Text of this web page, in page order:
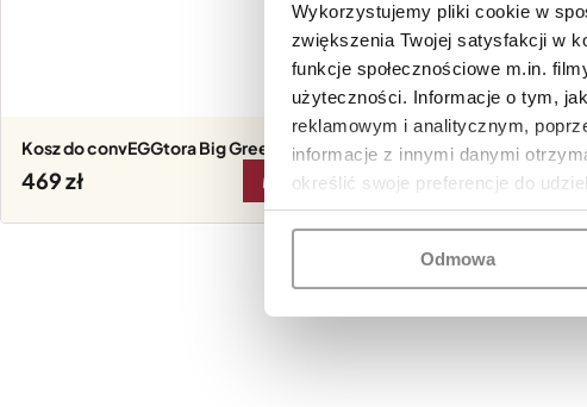
Wykorzystujemy pliki cookie w
zwiększenia Twojej satysfakcji w
funkcje społecznościowe m.in.
użyteczności. Informacje o tym,
reklamowym i analitycznym,
informacje z innymi danymi
określić swoje preferencje do
Odmowa
Kosz do convEGGtora Big Green Egg M
469 DO KOSZYKA
Kosz do
579